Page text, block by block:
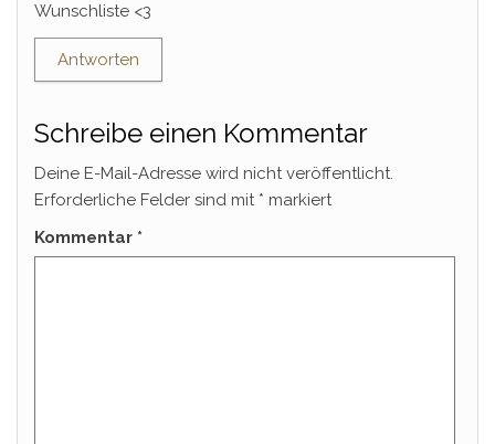
Wunschliste <3
Antworten
Schreibe einen Kommentar
Deine E-Mail-Adresse wird nicht veröffentlicht.
Erforderliche Felder sind mit * markiert
Kommentar *